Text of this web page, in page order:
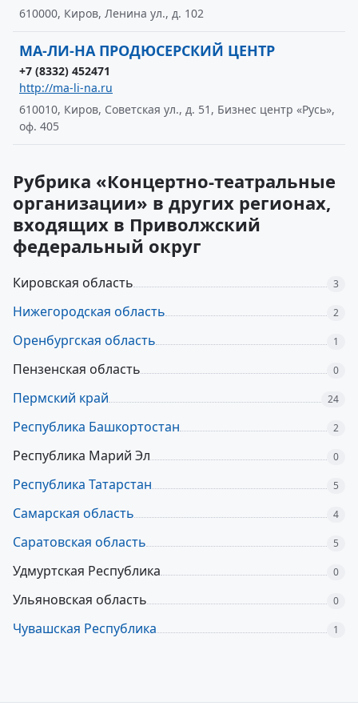
610000, Киров, Ленина ул., д. 102
МА-ЛИ-НА ПРОДЮСЕРСКИЙ ЦЕНТР
+7 (8332) 452471
http://ma-li-na.ru
610010, Киров, Советская ул., д. 51, Бизнес центр «Русь»,
оф. 405
Рубрика «Концертно-театральные
организации» в других регионах,
входящих в Приволжский
федеральный округ
Кировская область 3
Нижегородская область 2
Оренбургская область 1
Пензенская область 0
Пермский край 24
Республика Башкортостан 2
Республика Марий Эл 0
Республика Татарстан 5
Самарская область 4
Саратовская область 5
Удмуртская Республика 0
Ульяновская область 0
Чувашская Республика 1